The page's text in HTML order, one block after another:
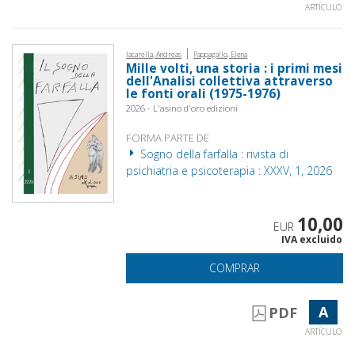
ARTÍCULO
Iacarella, Andreas | Pappagallo, Elena
Mille volti, una storia : i primi mesi
dell'Analisi collettiva attraverso
le fonti orali (1975-1976)
2026 - L'asino d'oro edizioni
FORMA PARTE DE
Sogno della farfalla : rivista di
psichiatria e psicoterapia : XXXV, 1, 2026
EUR 10,00
IVA excluido
COMPRAR
PDF A
ARTÍCULO